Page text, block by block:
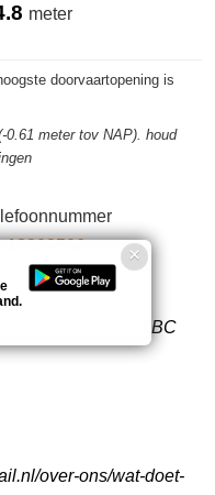
meter
doorvaartopening is
0.61 meter tov NAP). houd
18309506
Bediening vanaf BC
over-ons/wat-doet-